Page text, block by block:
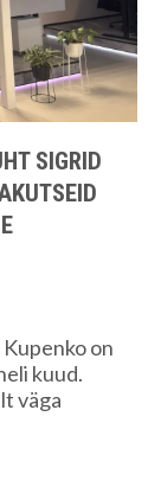
SIGRID
on
kuud.
väga